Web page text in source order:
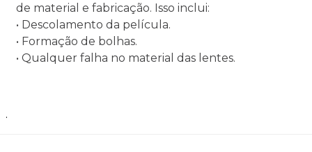
de material e fabricação. Isso inclui:
• Descolamento da película.
• Formação de bolhas.
• Qualquer falha no material das lentes.
.